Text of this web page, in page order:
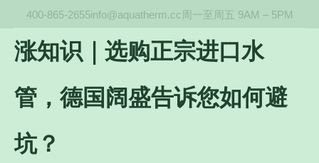
400-865-2655info@aquatherm.cc 周一至周五 9AM – 5PM
涨知识｜选购正宗进口水
管，德国阔盛告诉您如何避
坑？